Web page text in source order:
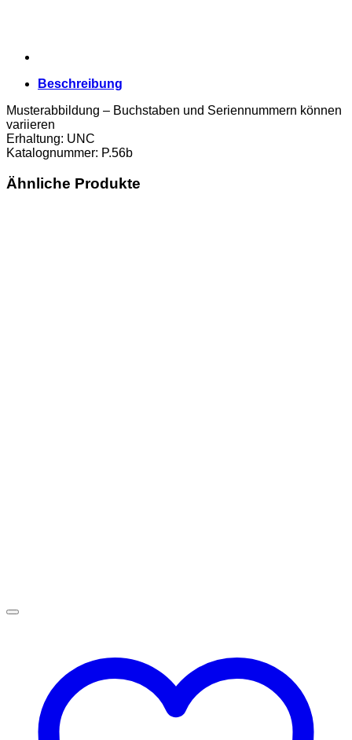
Beschreibung
Musterabbildung – Buchstaben und Seriennummern können
variieren
Erhaltung: UNC
Katalognummer: P.56b
Ähnliche Produkte